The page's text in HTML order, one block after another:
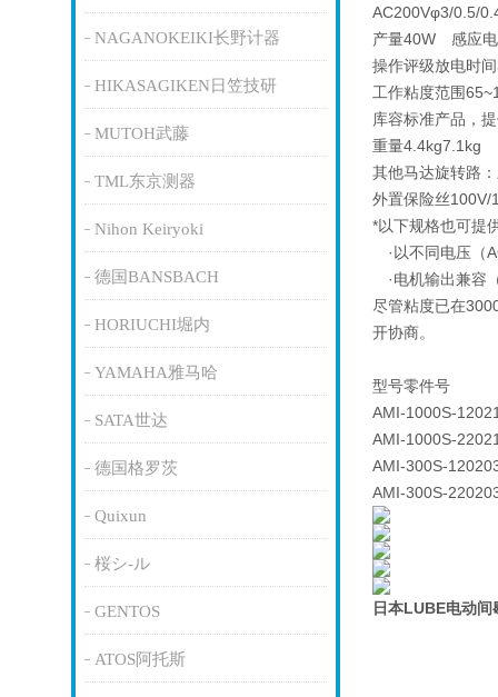
NAGANOKEIKI长野计器
HIKASAGIKEN日笠技研
MUTOH武藤
TML东京测器
Nihon Keiryoki
德国BANSBACH
HORIUCHI堀内
YAMAHA雅马哈
SATA世达
德国格罗茨
Quixun
桜シ-ル
GENTOS
ATOS阿托斯
AC200Vφ3/0.5/
产量40W 感应
操作评级放电时
工作粘度范围
库容标准产品，
重量4.4kg7.1kg
其他马达旋转路
外置保险丝
*以下规格也可提
·以不同电压（
·电机输出兼容
尽管粘度已在
开协商。
型号零件号
AMI-1000S-
AMI-1000S-
AMI-300S-
AMI-300S-2
日本LUBE电动